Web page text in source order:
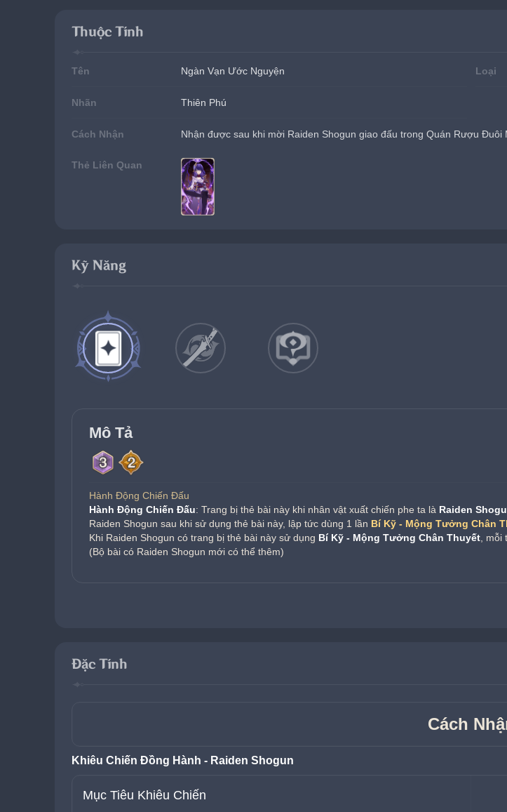
Thuộc Tính
Tên Ngàn Vạn Ước Nguyện Loại
Nhãn Thiên Phú
Cách Nhận Nhận được sau khi mời Raiden Shogun giao đấu trong Quán Rượu
Thẻ Liên Quan
Kỹ Năng
Mô Tả
Hành Động Chiến Đấu
Hành Động Chiến Đấu: Trang bị thẻ bài này khi nhân vật xuất chiến phe ta là Raiden
Raiden Shogun sau khi sử dụng thẻ bài này, lập tức dùng 1 lần Bí Kỹ - Mộng Tưởng Chân
Khi Raiden Shogun có trang bị thẻ bài này sử dụng Bí Kỹ - Mộng Tưởng Chân Thuyết ,
(Bộ bài có Raiden Shogun mới có thể thêm)
Đặc Tính
Cách
Khiêu Chiến Đồng Hành - Raiden Shogun
Mục Tiêu Khiêu Chiến